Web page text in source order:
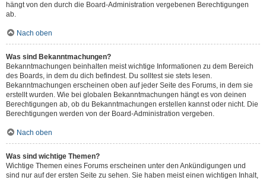
hängt von den durch die Board-Administration vergebenen Berechtigungen
ab.
Nach oben
Was sind Bekanntmachungen?
Bekanntmachungen beinhalten meist wichtige Informationen zu dem Bereich
des Boards, in dem du dich befindest. Du solltest sie stets lesen.
Bekanntmachungen erscheinen oben auf jeder Seite des Forums, in dem sie
erstellt wurden. Wie bei globalen Bekanntmachungen hängt es von deinen
Berechtigungen ab, ob du Bekanntmachungen erstellen kannst oder nicht. Die
Berechtigungen werden von der Board-Administration vergeben.
Nach oben
Was sind wichtige Themen?
Wichtige Themen eines Forums erscheinen unter den Ankündigungen und
sind nur auf der ersten Seite zu sehen. Sie haben meist einen wichtigen Inhalt,